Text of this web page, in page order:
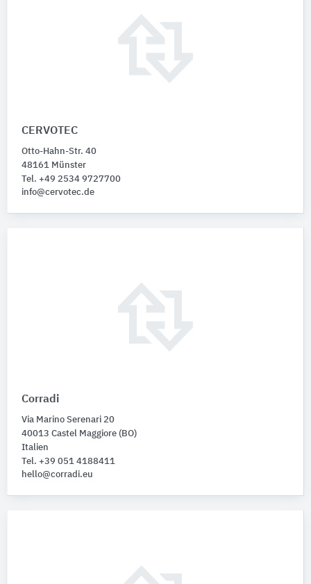
CERVOTEC
Otto-Hahn-Str. 40
48161 Münster
Tel. +49 2534 9727700
info@cervotec.de
Corradi
Via Marino Serenari 20
40013 Castel Maggiore (BO)
Italien
Tel. +39 051 4188411
hello@corradi.eu